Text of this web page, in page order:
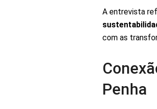
A entrevista
com as
Penha